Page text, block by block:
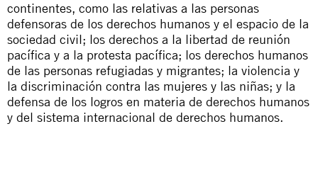
continentes, como las relativas a las personas
defensoras de los derechos humanos y el espacio de la
sociedad civil; los derechos a la libertad de reunión
pacífica y a la protesta pacífica; los derechos humanos
de las personas refugiadas y migrantes; la violencia y
la discriminación contra las mujeres y las niñas; y la
defensa de los logros en materia de derechos humanos
y del sistema internacional de derechos humanos.